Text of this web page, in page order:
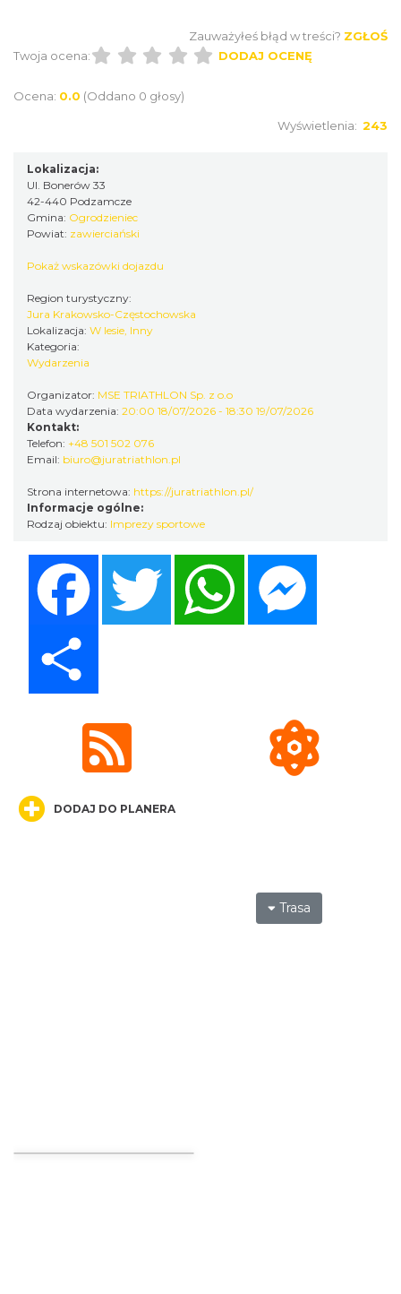
Ogrodzieniec
2026-08-08
Pokazy walk rycerskich przy Zamku
Ogrodzieniec
Podzamcze
0.48 km
DISCO-OGRO FESTIWAL przy Zamku
Ogrodzieniec
Podzamcze
2026-08-28
0.48 km
Pokazy konne przy Zamku Ogrodzieniec
0.48 km
Zauważyłeś błąd w treści? ZGŁOŚ
Twoja ocena:
DODAJ OCENĘ
Ocena: 0.0 (Oddano 0 głosy)
Wyświetlenia: 243
Lokalizacja:
Ul. Bonerów 33
42-440 Podzamcze
Gmina: Ogrodzieniec
Powiat: zawierciański
Pokaż wskazówki dojazdu
Region turystyczny:
Jura Krakowsko-Częstochowska
Lokalizacja: W lesie, Inny
Kategoria:
Wydarzenia
Organizator: MSE TRIATHLON Sp. z o.o
Data wydarzenia: 20:00 18/07/2026 - 18:30 19/07/2026
Kontakt:
Telefon: +48 501 502 076
Email: biuro@juratriathlon.pl
Strona internetowa: https://juratriathlon.pl/
Informacje ogólne:
Rodzaj obiektu: Imprezy sportowe
Twitter WhatsApp
DODAJ DO PLANERA
Trasa